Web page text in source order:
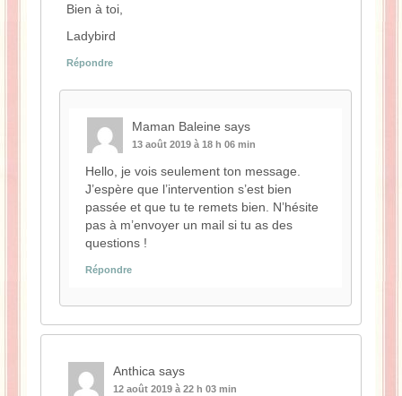
Bien à toi,
Ladybird
Répondre
Maman Baleine says
13 août 2019 à 18 h 06 min
Hello, je vois seulement ton message.
J’espère que l’intervention s’est bien
passée et que tu te remets bien. N’hésite
pas à m’envoyer un mail si tu as des
questions !
Répondre
Anthica says
12 août 2019 à 22 h 03 min